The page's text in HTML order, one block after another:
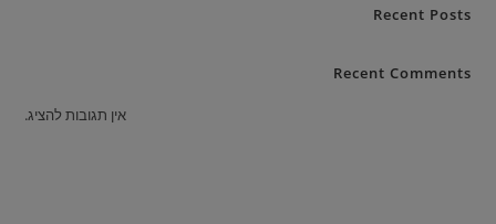
Recent Posts
Recent Comments
אין תגובות להציג.